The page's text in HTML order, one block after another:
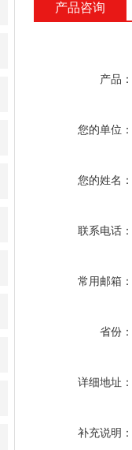
产品咨询
产品：
您的单位：
您的姓名：
联系电话：
常用邮箱：
省份：
详细地址：
补充说明：